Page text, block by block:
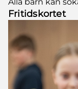
Fritidskortet